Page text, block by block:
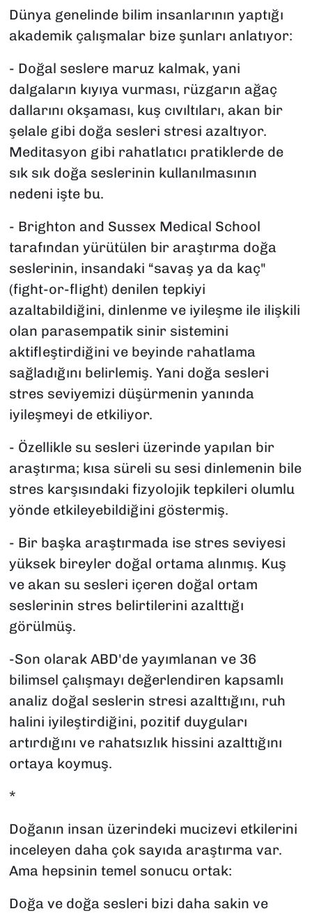
Dünya genelinde bilim insanlarının yaptığı
akademik çalışmalar bize şunları anlatıyor:
- Doğal seslere maruz kalmak, yani
dalgaların kıyıya vurması, rüzgarın ağaç
dallarını okşaması, kuş cıvıltıları, akan bir
şelale gibi doğa sesleri stresi azaltıyor.
Meditasyon gibi rahatlatıcı pratiklerde de
sık sık doğa seslerinin kullanılmasının
nedeni işte bu.
- Brighton and Sussex Medical School
tarafından yürütülen bir araştırma doğa
seslerinin, insandaki “savaş ya da kaç"
(fight-or-flight) denilen tepkiyi
azaltabildiğini, dinlenme ve iyileşme ile ilişkili
olan parasempatik sinir sistemini
aktifleştirdiğini ve beyinde rahatlama
sağladığını belirlemiş. Yani doğa sesleri
stres seviyemizi düşürmenin yanında
iyileşmeyi de etkiliyor.
- Özellikle su sesleri üzerinde yapılan bir
araştırma; kısa süreli su sesi dinlemenin bile
stres karşısındaki fizyolojik tepkileri olumlu
yönde etkileyebildiğini göstermiş.
- Bir başka araştırmada ise stres seviyesi
yüksek bireyler doğal ortama alınmış. Kuş
ve akan su sesleri içeren doğal ortam
seslerinin stres belirtilerini azalttığı
görülmüş.
-Son olarak ABD'de yayımlanan ve 36
bilimsel çalışmayı değerlendiren kapsamlı
analiz doğal seslerin stresi azalttığını, ruh
halini iyileştirdiğini, pozitif duyguları
artırdığını ve rahatsızlık hissini azalttığını
ortaya koymuş.
*
Doğanın insan üzerindeki mucizevi etkilerini
inceleyen daha çok sayıda araştırma var.
Ama hepsinin temel sonucu ortak:
Doğa ve doğa sesleri bizi daha sakin ve